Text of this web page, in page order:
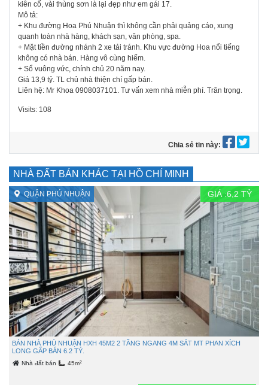
kiên cố, vài thùng sơn là lại đẹp như em gái 17.
Mô tả:
+ Khu đường Hoa Phú Nhuận thì không cần phải quảng cáo, xung
quanh toàn nhà hàng, khách sạn, văn phòng, spa.
+ Mặt tiền đường nhánh 2 xe tải tránh. Khu vực đường Hoa nổi tiếng
không có nhà bán. Hàng vô cùng hiếm.
+ Sổ vuông vức, chính chủ 20 năm nay.
Giá 13,9 tỷ. TL chủ nhà thiện chí gấp bán.
Liên hệ: Mr Khoa 0908037101. Tư vấn xem nhà miễn phí. Trân trọng.
Visits: 108
Chia sẻ tin này:
NHÀ ĐẤT BÁN KHÁC TẠI HỒ CHÍ MINH
QUẬN PHÚ NHUẬN GIÁ :6,2 TỶ
BÁN NHÀ PHÚ NHUẬN HXH 45M2 2 TẦNG NGANG 4M SÁT MT PHAN XÍCH
LONG GẤP BÁN 6.2 TỶ.
Nhà đất bán 45m2